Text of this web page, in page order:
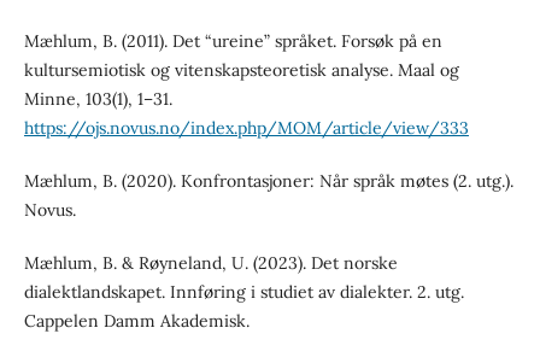
Mæhlum, B. (2011). Det “ureine” språket. Forsøk på en
kultursemiotisk og vitenskapsteoretisk analyse. Maal og
Minne, 103(1), 1–31.
https://ojs.novus.no/index.php/MOM/article/view/333
Mæhlum, B. (2020). Konfrontasjoner: Når språk møtes (2. utg.).
Novus.
Mæhlum, B. & Røyneland, U. (2023). Det norske
dialektlandskapet. Innføring i studiet av dialekter. 2. utg.
Cappelen Damm Akademisk.